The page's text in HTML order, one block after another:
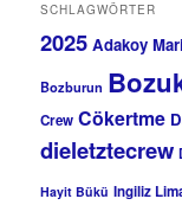
SCHLAGWÖRTER
2025 Adakoy
Bozburun
Crew Cökertme
dieletztecrew
Hayit Bükü Ingiliz